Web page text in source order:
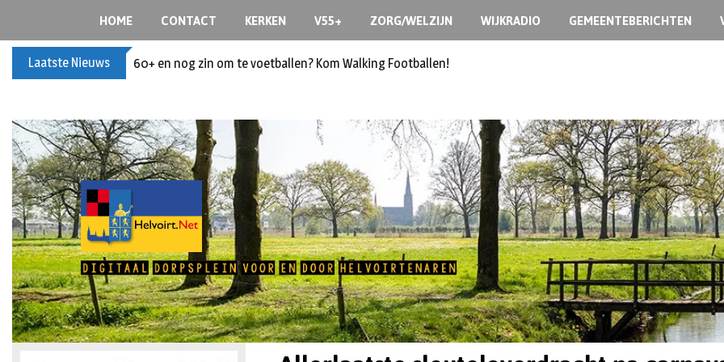
HOME CONTACT KERKEN V55+ ZORG/WELZIJN WIJKRADIO GEMEENTEBERICHTEN
Laatste Nieuws 60+ en nog zin om te voetballen? Kom Walking Footballen!